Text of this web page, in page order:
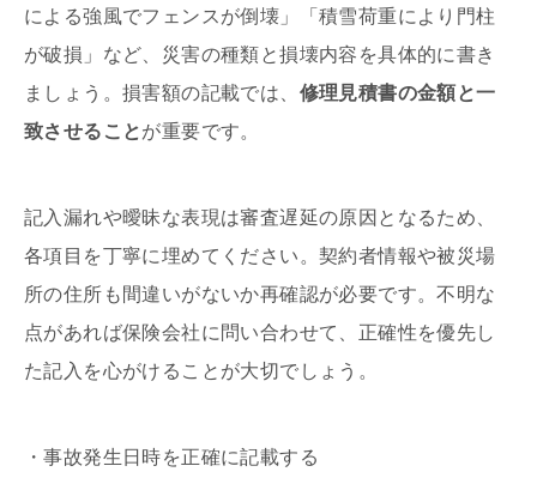
による強風でフェンスが倒壊」「積雪荷重により門柱
が破損」など、災害の種類と損壊内容を具体的に書き
ましょう。損害額の記載では、 修理見積書の金額と一
致させることが重要です。
記入漏れや曖昧な表現は審査遅延の原因となるため、
各項目を丁寧に埋めてください。契約者情報や被災場
所の住所も間違いがないか再確認が必要です。不明な
点があれば保険会社に問い合わせて、正確性を優先し
た記入を心がけることが大切でしょう。
・事故発生日時を正確に記載する